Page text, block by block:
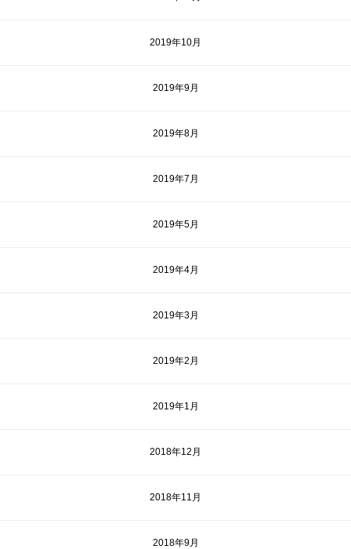
2019年10月
2019年9月
2019年8月
2019年7月
2019年5月
2019年4月
2019年3月
2019年2月
2019年1月
2018年12月
2018年11月
2018年9月